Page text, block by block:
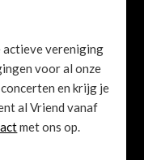
actieve vereniging
voor al onze
en krijg je
al Vriend vanaf
met ons op.